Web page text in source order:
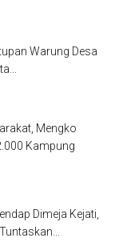
Warung Desa
Mengko
Kampung
Dimeja Kejati,